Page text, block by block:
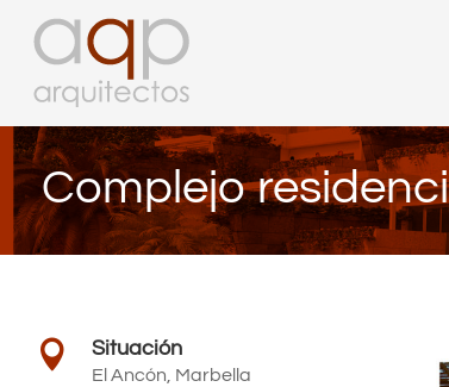
Complejo
 Situación
El Ancón, Marbella